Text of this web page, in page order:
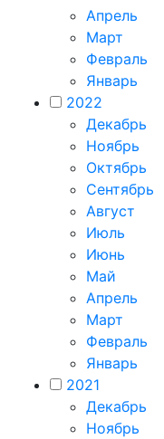
Апрель
Март
Февраль
Январь
2022
Декабрь
Ноябрь
Октябрь
Сентябрь
Август
Июль
Июнь
Май
Апрель
Март
Февраль
Январь
2021
Декабрь
Ноябрь